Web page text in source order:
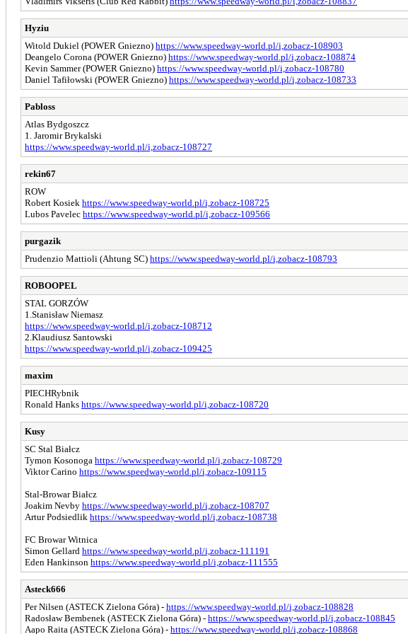
Hyziu
Witold Dukiel (POWER Gniezno) https://www.speedway-world.pl/i,zobacz-108903
Deangelo Corona (POWER Gniezno) https://www.speedway-world.pl/i,zobacz-108874
Kevin Sammer (POWER Gniezno) https://www.speedway-world.pl/i,zobacz-108780
Daniel Tafiłowski (POWER Gniezno) https://www.speedway-world.pl/i,zobacz-108733
Pabloss
Atlas Bydgoszcz
1. Jaromir Brykalski
https://www.speedway-world.pl/i,zobacz-108727
rekin67
ROW
Robert Kosiek https://www.speedway-world.pl/i,zobacz-108725
Lubos Pavelec https://www.speedway-world.pl/i,zobacz-109566
purgazik
Prudenzio Mattioli (Ahtung SC) https://www.speedway-world.pl/i,zobacz-108793
ROBOOPEL
STAL GORZÓW
1.Stanisław Niemasz
https://www.speedway-world.pl/i,zobacz-108712
2.Klaudiusz Santowski
https://www.speedway-world.pl/i,zobacz-109425
maxim
PIECHRybnik
Ronald Hanks https://www.speedway-world.pl/i,zobacz-108720
Kusy
SC Stal Białcz
Tymon Kosonoga https://www.speedway-world.pl/i,zobacz-108729
Viktor Carino https://www.speedway-world.pl/i,zobacz-109115
Stal-Browar Białcz
Joakim Nevby https://www.speedway-world.pl/i,zobacz-108707
Artur Podsiedlik https://www.speedway-world.pl/i,zobacz-108738
FC Browar Witnica
Simon Gellard https://www.speedway-world.pl/i,zobacz-111191
Eden Hankinson https://www.speedway-world.pl/i,zobacz-111555
Asteck666
Per Nilsen (ASTECK Zielona Góra) - https://www.speedway-world.pl/i,zobacz-108828
Radosław Bembenek (ASTECK Zielona Góra) - https://www.speedway-world.pl/i,zobacz-108845
Aapo Raita (ASTECK Zielona Góra) - https://www.speedway-world.pl/i,zobacz-108868